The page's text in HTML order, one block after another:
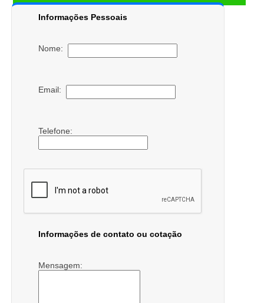
Informações Pessoais
Nome:
Email:
Telefone:
Informações de contato ou cotação
Mensagem: